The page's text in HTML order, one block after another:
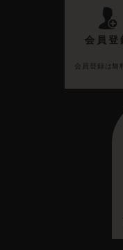
会員登
会員登録は無